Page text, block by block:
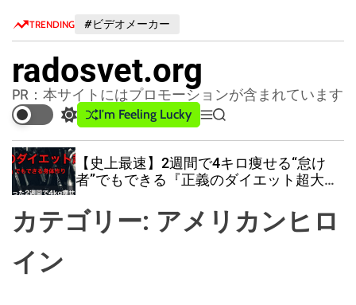
TRENDING #ビデオメーカー
radosvet.org
PR：本サイトにはプロモーションが含まれています
S
w
i
t
c
c
o
o
I'm Feeling Lucky
M
e
u
S
e
r
c
【史上最速】2週間で4キロ痩せる“怠け
者”でもできる『正義のダイエット超大
カテゴリー: アメリカンヒロ
イン